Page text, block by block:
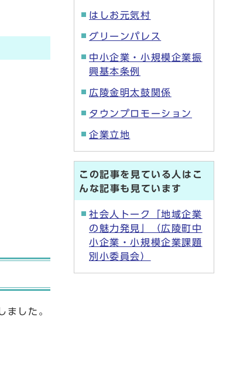
ました。
はしお元気村
グリーンパレス
中小企業・小規模企業振
興基本条例
広陵金明太鼓関係
タウンプロモーション
企業立地
この記事を見ている人はこ
んな記事も見ています
社会人トーク「地域企業
の魅力発見」（広陵町中
小企業・小規模企業課題
別小委員会）